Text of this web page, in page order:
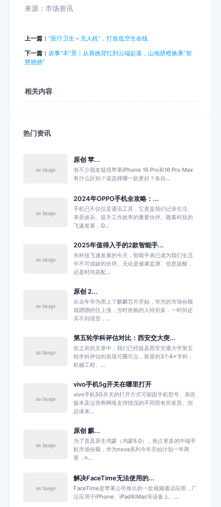
来源：市场资讯
上一篇： “医疗卫生＋无人机”，打造低空生命线
下一篇： 农事“丰”景｜从肩挑背扛到云端起落，山地脐橙换乘“智
慧翅膀”
相关内容
热门资讯
原创 苹...
有不少朋友疑惑苹果iPhone 16 Pro和16 Pro Max
有什么区别？该选择哪一款更好？各自...
2024年OPPO手机全攻略：...
手机已不仅仅是通讯工具，它更是我们记录生活、
享受娱乐、提升工作效率的重要伙伴。随着科技的
飞速发展，O...
2025年值得入手的2款智能手...
在科技飞速发展的今天，智能手表已成为我们生活
中不可或缺的伙伴。无论是健康监测、信息提醒，
还是时尚搭配...
原创 2...
从去年华为用上了麒麟芯片开始，华为的市场份额
就蹭蹭的往上涨，当时抢购的人特别多，一时间还
买不到现货，...
第五轮学科评估对比：西安交大突...
在之前的文章中，我们已经提及西安交通大学第五
轮学科评估的表现可圈可点，新晋的3个A+学科：
机械工程、...
vivo手机5g开关在哪里打开
vivo手机5G开关的打开方式可能因手机型号、系统
版本及运营商网络支持情况的不同而有所差异。但
总体来...
原创 麒...
为了普及原生鸿蒙（鸿蒙5.0），抢占更多的中端手
机市场份额，华为nova系列今年开始计划一年两
更，n...
解决FaceTime无法使用的...
FaceTime是苹果公司推出的一款视频通话应用，广
泛应用于iPhone、iPad和Mac等设备上。...